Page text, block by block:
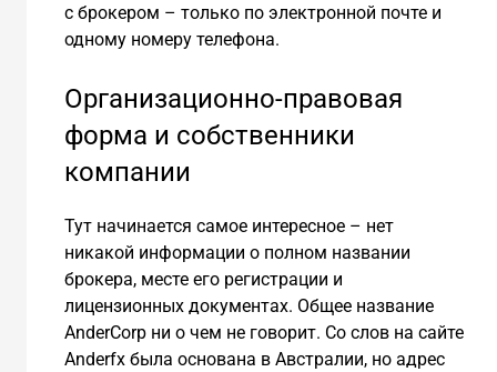
с брокером – только по электронной почте и
одному номеру телефона.
Организационно-правовая
форма и собственники
компании
Тут начинается самое интересное – нет
никакой информации о полном названии
брокера, месте его регистрации и
лицензионных документах. Общее название
AnderCorp ни о чем не говорит. Со слов на сайте
Аnderfx была основана в Австралии, но адрес